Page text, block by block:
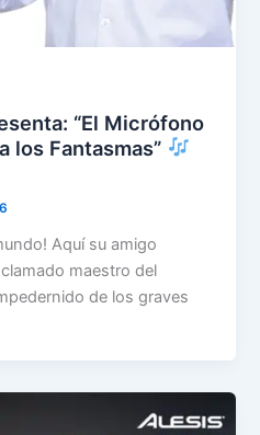
“El Micrófono
los Fantasmas”
Aquí su amigo
maestro del
de los graves